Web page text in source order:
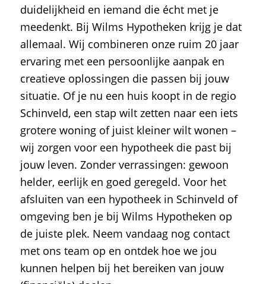
duidelijkheid en iemand die écht met je
meedenkt. Bij Wilms Hypotheken krijg je dat
allemaal. Wij combineren onze ruim 20 jaar
ervaring met een persoonlijke aanpak en
creatieve oplossingen die passen bij jouw
situatie. Of je nu een huis koopt in de regio
Schinveld, een stap wilt zetten naar een iets
grotere woning of juist kleiner wilt wonen –
wij zorgen voor een hypotheek die past bij
jouw leven. Zonder verrassingen: gewoon
helder, eerlijk en goed geregeld. Voor het
afsluiten van een hypotheek in Schinveld of
omgeving ben je bij Wilms Hypotheken op
de juiste plek. Neem vandaag nog contact
met ons team op en ontdek hoe we jou
kunnen helpen bij het bereiken van jouw